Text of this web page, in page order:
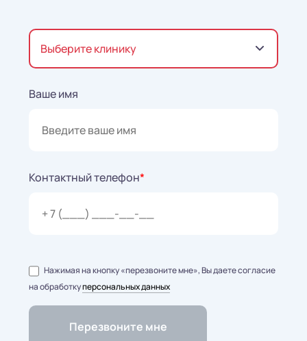
Выберите клинику
Ваше имя
Контактный телефон*
Нажимая на кнопку «перезвоните мне», Вы даете согласие
на обработкуперсональных данных